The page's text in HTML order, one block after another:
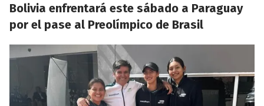
Bolivia enfrentará este sábado a Paraguay
por el pase al Preolímpico de Brasil